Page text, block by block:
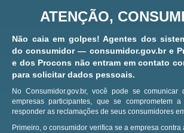
ATENÇÃO,
Não caia em golpes! Agentes dos
do consumidor — consumidor.gov.br e
e dos Procons não entram em contato
para solicitar dados pessoais.
No Consumidor.gov.br, você pode se comunicar
empresas participantes, que se comprometem
responder as reclamações de seus consumidores
Primeiro, o consumidor verifica se a empresa